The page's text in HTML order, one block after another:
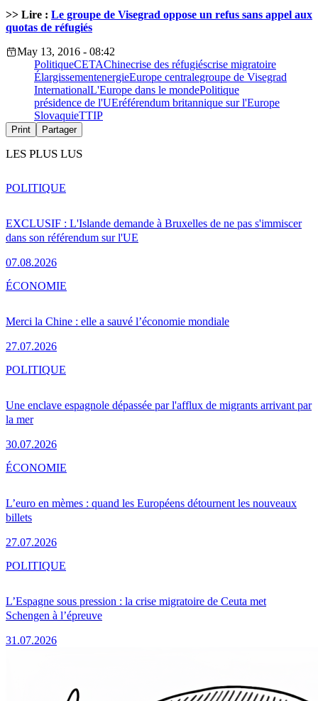
>> Lire : Le groupe de Visegrad oppose un refus sans appel aux
quotas de réfugiés
May 13, 2016 - 08:42
PolitiqueCETAChinecrise des réfugiéscrise migratoire
ÉlargissementenergieEurope centralegroupe de Visegrad
InternationalL'Europe dans le mondePolitique
présidence de l'UEréférendum britannique sur l'Europe
SlovaquieTTIP
Print Partager
LES PLUS LUS
EXCLUSIF : L'Islande demande à Bruxelles de ne pas s'immiscer
dans son référendum sur l'UE
07.08.2026
POLITIQUE
Merci la Chine : elle a sauvé l’économie mondiale
27.07.2026
ÉCONOMIE
Une enclave espagnole dépassée par l'afflux de migrants arrivant par
la mer
30.07.2026
POLITIQUE
L’euro en mèmes : quand les Européens détournent les nouveaux
billets
27.07.2026
ÉCONOMIE
L’Espagne sous pression : la crise migratoire de Ceuta met
Schengen à l’épreuve
31.07.2026
POLITIQUE